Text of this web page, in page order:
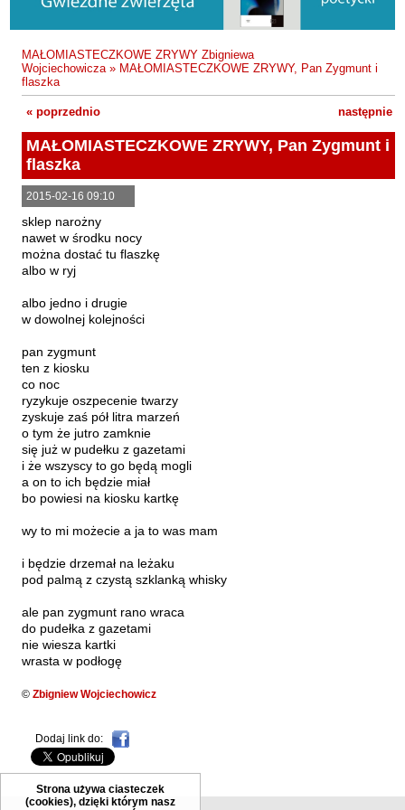
Strona używa ciasteczek
(cookies), dzięki którym nasz
Fajfer Zenon
Filipowski Michał
Fluks Piotr
Frajlich Anna
Franczak Jerzy
Frenger Marek
Gedroyć Krzysztof
Gleń Adrian
Gondek Katarzyna
Gorszewski Paweł
Grodecki Andrzej
Gryko Krzysztof
Gwiazda-Elmerych Małgorzata
Helbig Brygida
Hoffmann Krzysztof
Holden Gojtowski Jarek
Hrynacz Tomasz
Jakób Lech M.
Jasina Zbigniew
Jocher Waldemar
Jonaszko Jolanta
Kalenin Magdalena
Kamiński Gabriel Leonard
Kaniecka-Mazurek Anna
Zbigniew KosiorowskiNawrót
Artur Daniel LiskowackiZimno
Grażyna Obrąpalska
Jakub Michał PawłowskiAgrestowe sny
Uta Przyboś
Gustaw RajmusKrólestwa
Rafał Sienkiewicz
Karol SamselAutodafe 8
Andrzej Wojciechowski
MAŁOMIASTECZKOWE ZRYWY Zbigniewa
Wojciechowicza» MAŁOMIASTECZKOWE ZRYWY, Pan Zygmunt i
flaszka
« poprzednio następnie »
MAŁOMIASTECZKOWE ZRYWY, Pan Zygmunt i
flaszka
2015-02-16 09:10
sklep narożny
nawet w środku nocy
można dostać tu flaszkę
albo w ryj
albo jedno i drugie
w dowolnej kolejności
pan zygmunt
ten z kiosku
co noc
ryzykuje oszpecenie twarzy
zyskuje zaś pół litra marzeń
o tym że jutro zamknie
się już w pudełku z gazetami
i że wszyscy to go będą mogli
a on to ich będzie miał
bo powiesi na kiosku kartkę
wy to mi możecie a ja to was mam
i będzie drzemał na leżaku
pod palmą z czystą szklanką whisky
ale pan zygmunt rano wraca
do pudełka z gazetami
nie wiesza kartki
wrasta w podłogę
© Zbigniew Wojciechowicz
Dodaj link do: